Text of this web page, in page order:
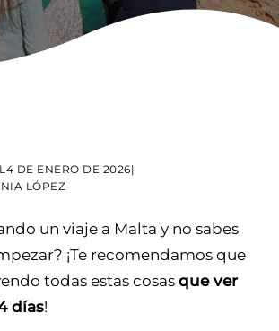
4 DE ENERO DE 2026|
LÓPEZ
un viaje a Malta y no sabes
¡Te recomendamos que
todas estas cosas que ver
días!